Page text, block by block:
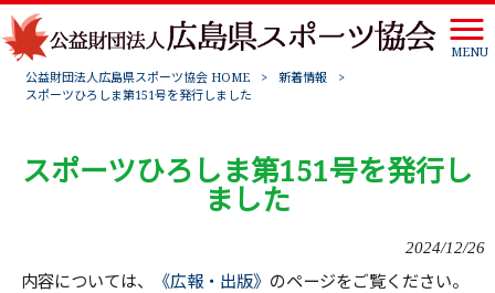
MENU
公益財団法人広島県スポーツ協会 HOME
> 新着情報
>
スポーツひろしま第151号を発行しました
スポーツひろしま第151号を発行し
ました
2024/12/26
内容については、 《広報・出版》 のページをご覧ください。